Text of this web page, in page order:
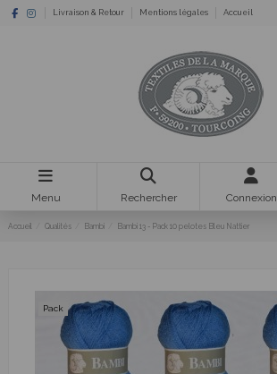
Livraison & Retour Mentions légales Accueil
Menu Rechercher Connexion
Accueil Qualités Bambi Bambi 13 - Pack 10 pelotes Bleu Nattier
Pack